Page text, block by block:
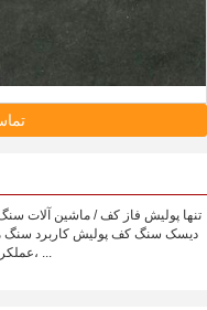
دیسک سنگ کف پولیش کاربرد سنگ
نوع MRK-V6-220B عملکرد بدون درز، پرداخت، سنگ زنی، ...